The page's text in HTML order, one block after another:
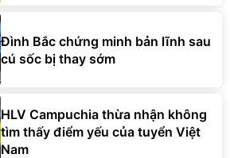
Đình Bắc chứng minh bản lĩnh sau
cú sốc bị thay sớm
HLV Campuchia thừa nhận không
tìm thấy điểm yếu của tuyển Việt
Nam